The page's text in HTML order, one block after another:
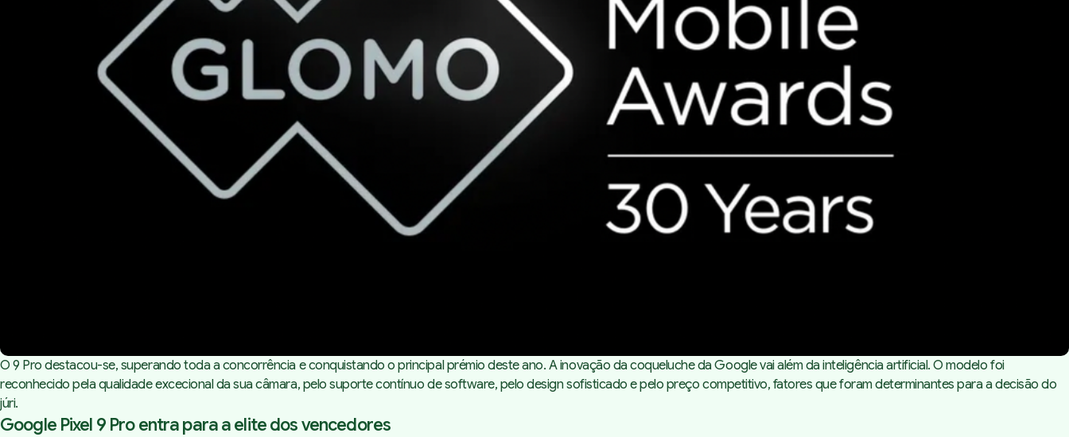
O 9 Pro destacou-se, superando toda a concorrência e conquistando o principal prémio deste ano. A inovação da coqueluche da Google vai além da inteligência artificial. O modelo foi
reconhecido pela qualidade excecional da sua câmara, pelo suporte contínuo de software, pelo design sofisticado e pelo preço competitivo, fatores que foram determinantes para a decisão do
júri.
Google Pixel 9 Pro entra para a elite dos vencedores